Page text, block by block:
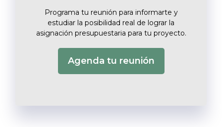
Programa tu reunión para informarte y
estudiar la posibilidad real de lograr la
asignación presupuestaria para tu proyecto.
Agenda tu reunión